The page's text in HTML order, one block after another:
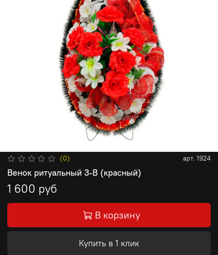
(0) арт. 1924
Венок ритуальный 3-В (красный)
1 600 руб
В корзину
Купить в 1 клик